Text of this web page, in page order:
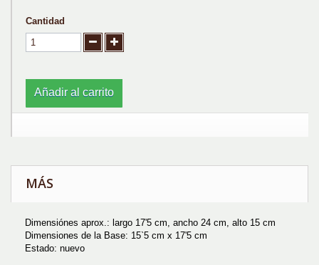
Cantidad
Añadir al carrito
MÁS
Dimensiónes aprox.: largo 17'5 cm, ancho 24 cm, alto 15 cm
Dimensiones de la Base: 15`5 cm x 17'5 cm
Estado: nuevo